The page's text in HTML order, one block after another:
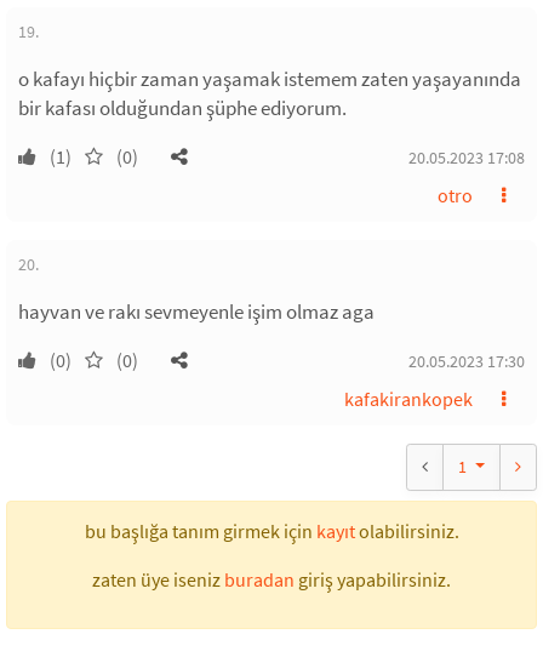
19.
o kafayı hiçbir zaman yaşamak istemem zaten yaşayanında
bir kafası olduğundan şüphe ediyorum.
(1) (0) 20.05.2023 17:08
otro
20.
hayvan ve rakı sevmeyenle işim olmaz aga
(0) (0) 20.05.2023 17:30
kafakirankopek
1
bu başlığa tanım girmek için kayıtolabilirsiniz.
zaten üye iseniz buradan giriş yapabilirsiniz.